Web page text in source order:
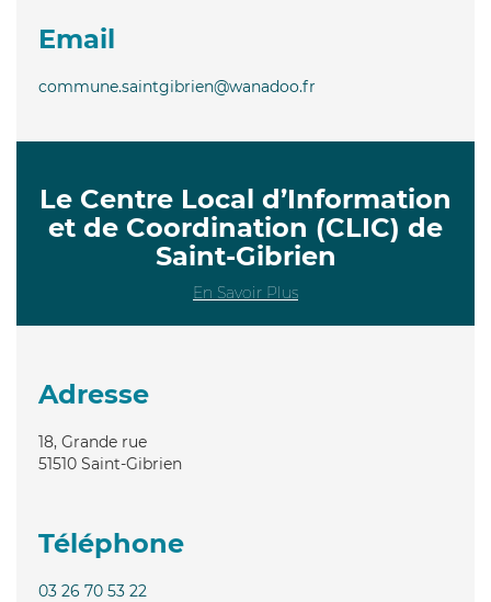
Email
commune.saintgibrien@wanadoo.fr
Le Centre Local d’Information
et de Coordination (CLIC) de
Saint-Gibrien
En Savoir Plus
Adresse
18, Grande rue
51510 Saint-Gibrien
Téléphone
03 26 70 53 22